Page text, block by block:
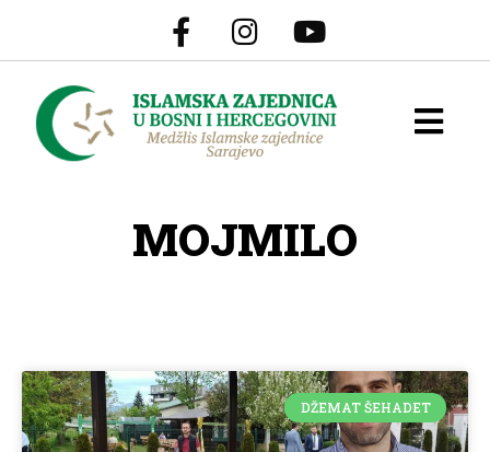
MOJMILO
DŽEMAT ŠEHADET